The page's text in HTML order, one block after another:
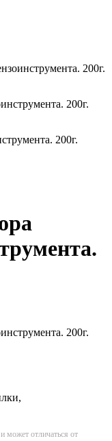
200г.
200г.
может отличаться от